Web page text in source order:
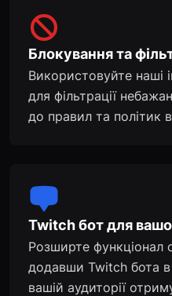
Блокування та
Використовуйте наші
для фільтрації
до правил та політик
Twitch бот для
Розширте функціонал
додавши Twitch бота
вашій аудиторії